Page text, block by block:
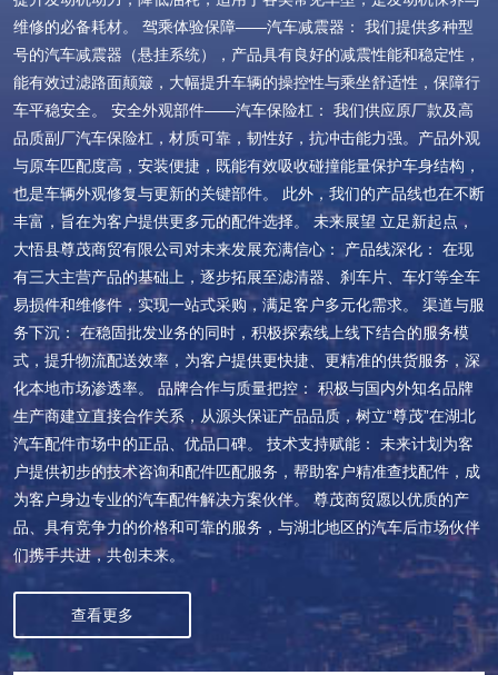
维修的必备耗材。 驾乘体验保障——汽车减震器： 我们提供多种型
号的汽车减震器（悬挂系统），产品具有良好的减震性能和稳定性，
能有效过滤路面颠簸，大幅提升车辆的操控性与乘坐舒适性，保障行
车平稳安全。 安全外观部件——汽车保险杠： 我们供应原厂款及高
品质副厂汽车保险杠，材质可靠，韧性好，抗冲击能力强。产品外观
与原车匹配度高，安装便捷，既能有效吸收碰撞能量保护车身结构，
也是车辆外观修复与更新的关键部件。 此外，我们的产品线也在不断
丰富，旨在为客户提供更多元的配件选择。 未来展望 立足新起点，
大悟县尊茂商贸有限公司对未来发展充满信心： 产品线深化： 在现
有三大主营产品的基础上，逐步拓展至滤清器、刹车片、车灯等全车
易损件和维修件，实现一站式采购，满足客户多元化需求。 渠道与服
务下沉： 在稳固批发业务的同时，积极探索线上线下结合的服务模
式，提升物流配送效率，为客户提供更快捷、更精准的供货服务，深
化本地市场渗透率。 品牌合作与质量把控： 积极与国内外知名品牌
生产商建立直接合作关系，从源头保证产品品质，树立“尊茂”在湖北
汽车配件市场中的正品、优品口碑。 技术支持赋能： 未来计划为客
户提供初步的技术咨询和配件匹配服务，帮助客户精准查找配件，成
为客户身边专业的汽车配件解决方案伙伴。 尊茂商贸愿以优质的产
品、具有竞争力的价格和可靠的服务，与湖北地区的汽车后市场伙伴
们携手共进，共创未来。
查看更多